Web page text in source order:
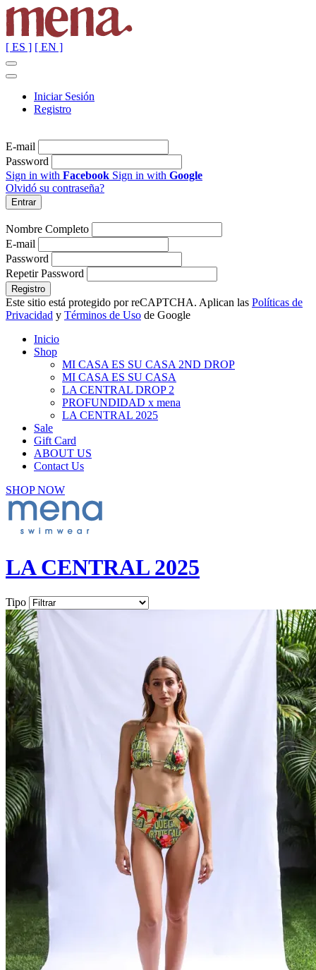
[ ES ] [ EN ]
Iniciar Sesión
Registro
E-mail
Password
Sign in with Facebook Sign in with Google
Olvidó su contraseña?
Nombre Completo
E-mail
Password
Repetir Password
Este sitio está protegido por reCAPTCHA. Aplican las Políticas de
Privacidad y Términos de Uso de Google
Inicio
Shop
MI CASA ES SU CASA 2ND DROP
MI CASA ES SU CASA
LA CENTRAL DROP 2
PROFUNDIDAD x mena
LA CENTRAL 2025
Sale
Gift Card
ABOUT US
Contact Us
SHOP NOW
LA CENTRAL 2025
Tipo